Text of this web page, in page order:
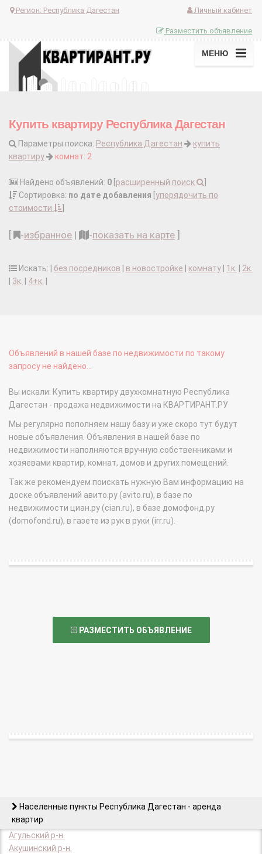
Регион: Республика Дагестан Личный кабинет
Разместить объявление
МЕНЮ
Купить квартиру Республика Дагестан
Параметры поиска: Республика Дагестан
купить
квартиру
комнат: 2
Найдено объявлений: 0 расширенный поиск
Сортировка: по дате добавления упорядочить по
стоимости
-избранное | -показать на карте
Искать: | без посредников в новостройке комнату 1к.
2к.
3к. 4+к.
Объявлений в нашей базе по недвижимости по такому
запросу не найдено...
Вы искали: Купить квартиру двухкомнатную Республика
Дагестан - продажа недвижимости на КВАРТИРАНТ.РУ
Мы регулярно пополняем нашу базу и уже скоро тут будут
новые объявления. Объявления в нашей базе по
недвижимости наполняются вручную собственниками и
хозяевами квартир, комнат, домов и других помещений.
Так же рекомендуем поискать нужную Вам информацию на
доске объявлений авито.ру (avito.ru), в базе по
недвижимости циан.ру (cian.ru), в базе домофонд.ру
(domofond.ru), в газете из рук в руки (irr.ru).
РАЗМЕСТИТЬ ОБЪЯВЛЕНИЕ
Населенные пункты Республика Дагестан - аренда
квартир
Агульский р-н.
Акушинский р-н.